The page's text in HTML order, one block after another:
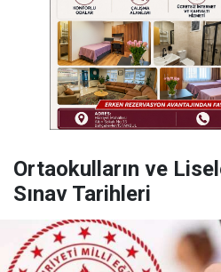
Ortaokulların ve
Sınav Tarihleri